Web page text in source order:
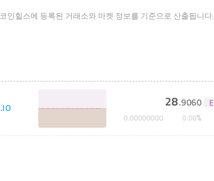
인힐스에 등록된 거래소와 마켓 정보를 기준으로 산출됩니다.
28.9060
0.00000000 0.00%